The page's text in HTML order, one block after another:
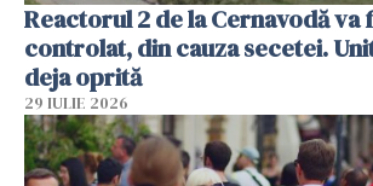
Reactorul 2 de la Cernavodă va
controlat, din cauza secetei.
deja oprită
29 IULIE 2026